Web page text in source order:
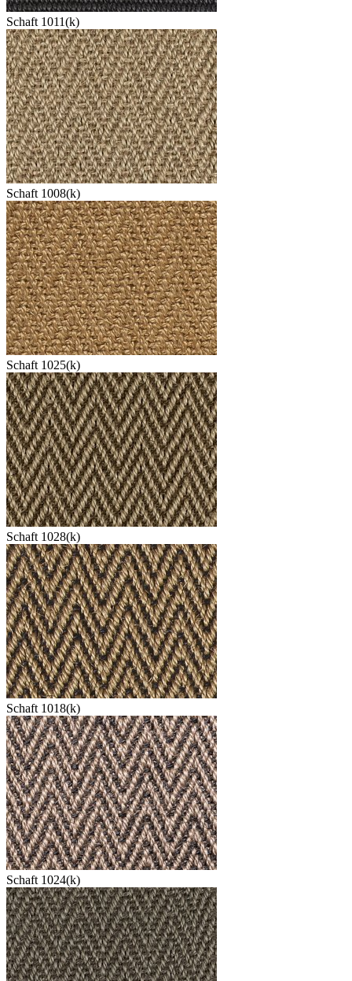
Schaft 1011(k)
Schaft 1008(k)
Schaft 1025(k)
Schaft 1028(k)
Schaft 1018(k)
Schaft 1024(k)